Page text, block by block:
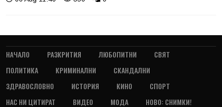
НАЧАЛО РАЗКРИТИЯ ЛЮБОПИТНИ
СВЯТ
ПОЛИТИКА
КРИМИНАЛНИ
СКАНДАЛНИ
ЗДРАВОСЛОВНО
ИСТОРИЯ КИНО
СПОРТ
НАС НИ ЦИТИРАТ
ВИДЕО МОДА НОВО: СНИМКИ!